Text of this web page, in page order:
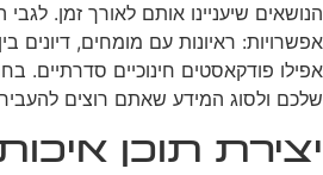
הנושאים שיעניינו אותם לאורך זמן.
אפשרויות: ראיונות עם מומחים, דיונים
אפילו פודקאסטים חינוכיים סדרתיים.
שלכם ולסוג המידע שאתם רוצים
יצירת תוכן